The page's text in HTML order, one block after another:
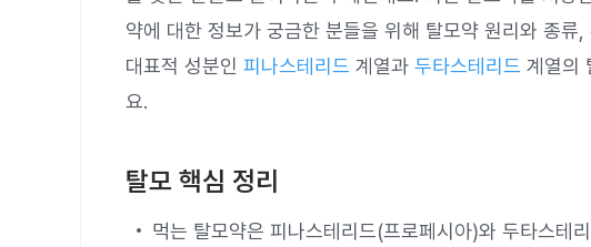
약에 대한 정보가 궁금한 분들을 위해 탈모약 원리와 종류
대표적 성분인 피나스테리드 계열과 두타스테리드 계열의
요.
탈모 핵심 정리
먹는 탈모약은 피나스테리드(프로페시아)와 두타스테